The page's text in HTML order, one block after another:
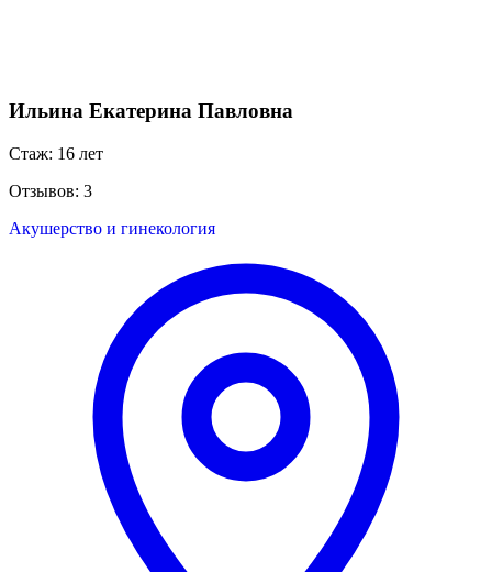
Ильина Екатерина Павловна
Стаж: 16 лет
Отзывов: 3
Акушерство и гинекология